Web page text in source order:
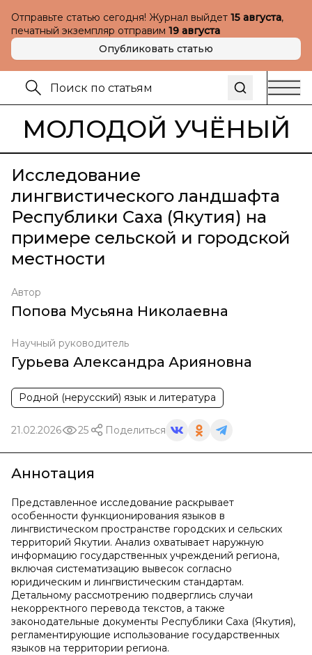
Отправьте статью сегодня! Журнал выйдет 15 августа,
печатный экземпляр отправим 19 августа
Опубликовать статью
МОЛОДОЙ УЧЁНЫЙ
Исследование
лингвистического ландшафта
Республики Саха (Якутия) на
примере сельской и городской
местности
Автор
Попова Мусьяна Николаевна
Научный руководитель
Гурьева Александра Арияновна
Родной (нерусский) язык и литература
21.02.2026 25 Поделиться
Аннотация
Представленное исследование раскрывает
особенности функционирования языков в
лингвистическом пространстве городских и сельских
территорий Якутии. Анализ охватывает наружную
информацию государственных учреждений региона,
включая систематизацию вывесок согласно
юридическим и лингвистическим стандартам.
Детальному рассмотрению подверглись случаи
некорректного перевода текстов, а также
законодательные документы Республики Саха (Якутия),
регламентирующие использование государственных
языков на территории региона.